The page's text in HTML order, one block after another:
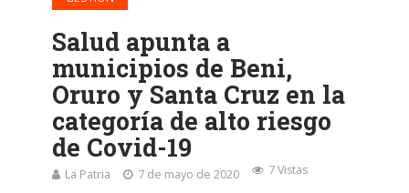
Salud apunta a
municipios de Beni,
Oruro y Santa Cruz en la
categoría de alto riesgo
de Covid-19
La Patria 7 de mayo de 2020 7 Vistas